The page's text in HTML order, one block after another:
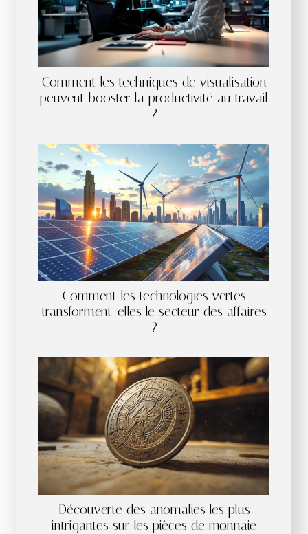
Comment les techniques de visualisation
peuvent booster la productivité au travail
?
Comment les technologies vertes
transforment-elles le secteur des affaires
?
Découverte des anomalies les plus
intrigantes sur les pièces de monnaie